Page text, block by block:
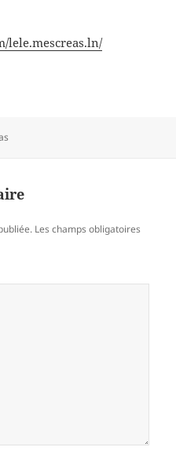
lele.mescreas.ln/
Les champs obligatoires